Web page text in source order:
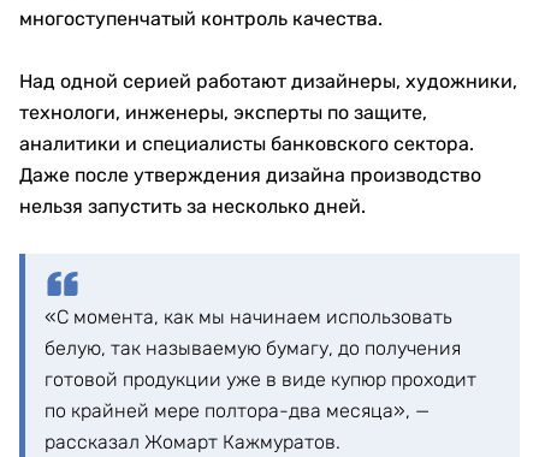
многоступенчатый контроль качества.
Над одной серией работают дизайнеры, художники,
технологи, инженеры, эксперты по защите,
аналитики и специалисты банковского сектора.
Даже после утверждения дизайна производство
нельзя запустить за несколько дней.
«С момента, как мы начинаем использовать
белую, так называемую бумагу, до получения
готовой продукции уже в виде купюр проходит
по крайней мере полтора-два месяца», —
рассказал Жомарт Кажмуратов.